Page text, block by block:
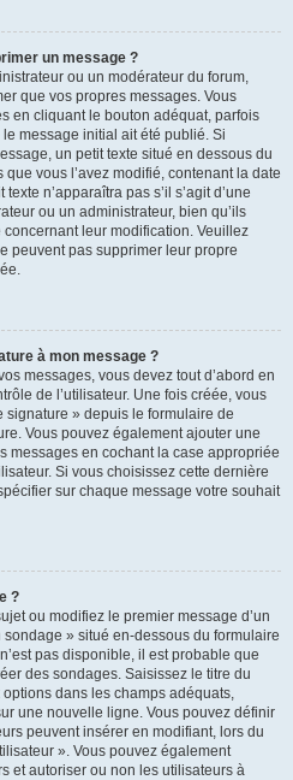
un message ?
ou un modérateur du forum,
que vos propres messages. Vous
en cliquant le bouton adéquat, parfois
message initial ait été publié. Si
un petit texte situé en dessous du
vous l’avez modifié, contenant la date
n’apparaîtra pas s’il s’agit d’une
ou un administrateur, bien qu’ils
leur modification. Veuillez
peuvent pas supprimer leur propre
à mon message ?
messages, vous devez tout d’abord en
de l’utilisateur. Une fois créée, vous
» depuis le formulaire de
Vous pouvez également ajouter une
messages en cochant la case appropriée
Si vous choisissez cette dernière
sur chaque message votre souhait
?
ou modifiez le premier message d’un
» situé en-dessous du formulaire
pas disponible, il est probable que
des sondages. Saisissez le titre du
dans les champs adéquats,
une nouvelle ligne. Vous pouvez définir
peuvent insérer en modifiant, lors du
». Vous pouvez également
et autoriser ou non les utilisateurs à